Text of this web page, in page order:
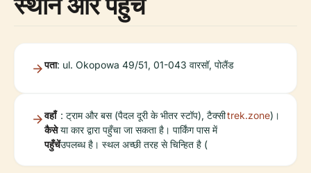
पता: ul. Okopowa 49/51, 01-043 वारसॉ, पोलैंड
वहाँ
कैसे
पहुँचें
: ट्राम और बस (पैदल दूरी के भीतर स्टॉप), टैक्सी
या कार द्वारा पहुँचा जा सकता है। पार्किंग पास में
उपलब्ध है। स्थल अच्छी तरह से चिन्हित है (
trek.zone)।